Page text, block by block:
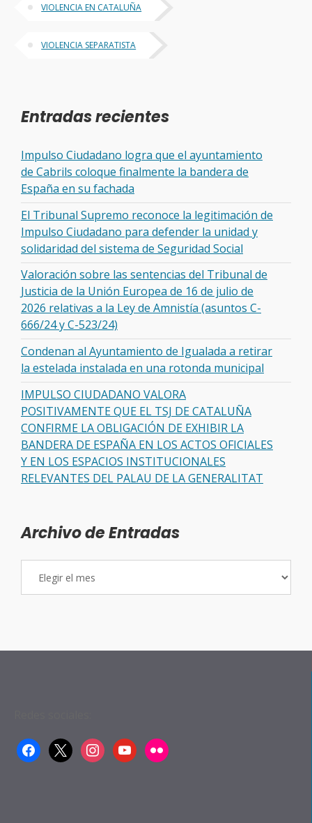
VIOLENCIA EN CATALUÑA
VIOLENCIA SEPARATISTA
Entradas recientes
Impulso Ciudadano logra que el ayuntamiento
de Cabrils coloque finalmente la bandera de
España en su fachada
El Tribunal Supremo reconoce la legitimación de
Impulso Ciudadano para defender la unidad y
solidaridad del sistema de Seguridad Social
Valoración sobre las sentencias del Tribunal de
Justicia de la Unión Europea de 16 de julio de
2026 relativas a la Ley de Amnistía (asuntos C-
666/24 y C-523/24)
Condenan al Ayuntamiento de Igualada a retirar
la estelada instalada en una rotonda municipal
IMPULSO CIUDADANO VALORA
POSITIVAMENTE QUE EL TSJ DE CATALUÑA
CONFIRME LA OBLIGACIÓN DE EXHIBIR LA
BANDERA DE ESPAÑA EN LOS ACTOS OFICIALES
Y EN LOS ESPACIOS INSTITUCIONALES
RELEVANTES DEL PALAU DE LA GENERALITAT
Archivo de Entradas
facebook
x instagramyoutubeflickr